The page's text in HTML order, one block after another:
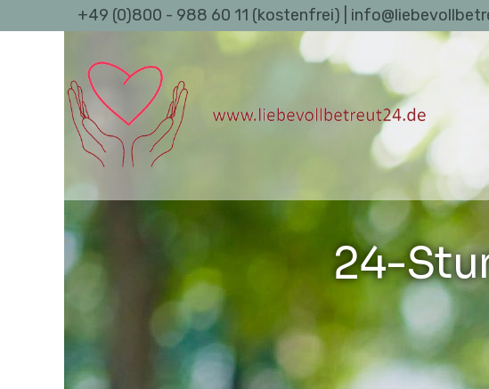
+49 (0)800 - 988 60 11 (kostenfrei) |
24-